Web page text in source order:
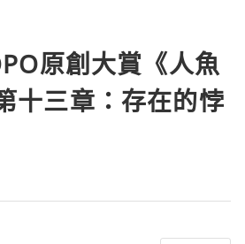
原創大賞《人魚
十三章：存在的悖